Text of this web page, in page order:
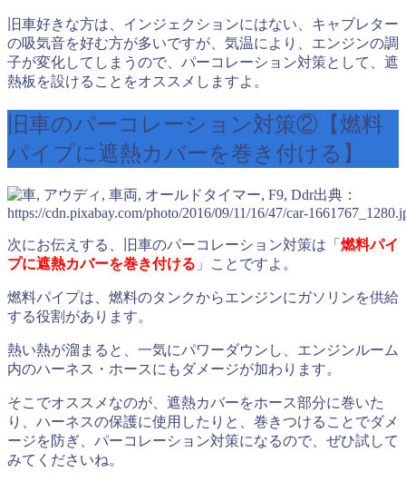
旧車好きな方は、インジェクションにはない、キャブレター
の吸気音を好む方が多いですが、気温により、エンジンの調
子が変化してしまうので、パーコレーション対策として、遮
熱板を設けることをオススメしますよ。
旧車のパーコレーション対策②【燃料
パイプに遮熱カバーを巻き付ける】
出典：
https://cdn.pixabay.com/photo/2016/09/11/16/47/car-
次にお伝えする、旧車のパーコレーション対策は「 燃料パイ
プに遮熱カバーを巻き付ける 」ことですよ。
燃料パイプは、燃料のタンクからエンジンにガソリンを供給
する役割があります。
熱い熱が溜まると、一気にパワーダウンし、エンジンルーム
内のハーネス・ホースにもダメージが加わります。
そこでオススメなのが、遮熱カバーをホース部分に巻いた
り、ハーネスの保護に使用したりと、巻きつけることでダメ
ージを防ぎ、パーコレーション対策になるので、ぜひ試して
みてくださいね。